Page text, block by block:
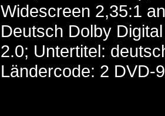
Widescreen 2,35:1
Deutsch Dolby
2.0; Untertitel:
Ländercode: 2 DVD-